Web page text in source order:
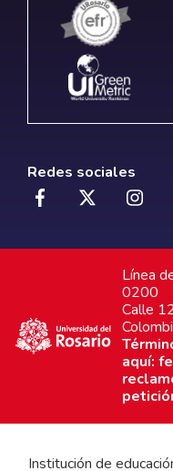
Redes sociales
Línea
0200
Calle
aquí:
Institución de